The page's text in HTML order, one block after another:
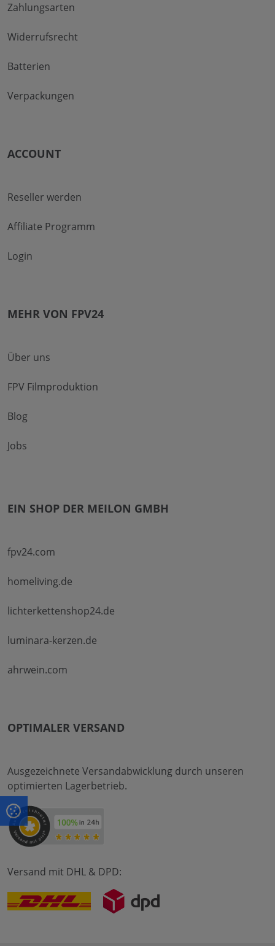
Zahlungsarten
Widerrufsrecht
Batterien
Verpackungen
ACCOUNT
Reseller werden
Affiliate Programm
Login
MEHR VON FPV24
Über uns
FPV Filmproduktion
Blog
Jobs
EIN SHOP DER MEILON GMBH
fpv24.com
homeliving.de
lichterkettenshop24.de
luminara-kerzen.de
ahrwein.com
OPTIMALER VERSAND
Ausgezeichnete Versandabwicklung durch unseren
optimierten Lagerbetrieb.
Versand mit DHL & DPD: